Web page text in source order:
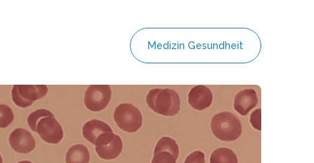
Medizin Gesundheit